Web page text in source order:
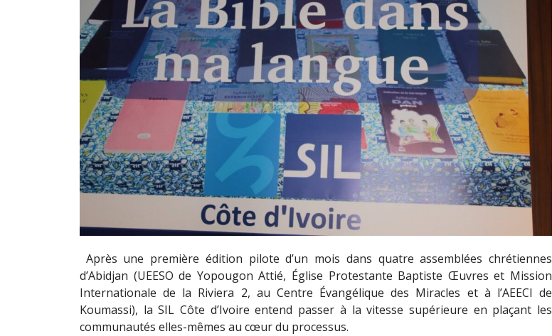
Après une première édition pilote d’un mois dans quatre assemblées chrétiennes
d’Abidjan (UEESO de Yopougon Attié, Église Protestante Baptiste Œuvres et Mission
Internationale de la Riviera 2, au Centre Évangélique des Miracles et à l’AEECI de
Koumassi), la SIL Côte d’Ivoire entend passer à la vitesse supérieure en plaçant les
communautés elles-mêmes au cœur du processus.